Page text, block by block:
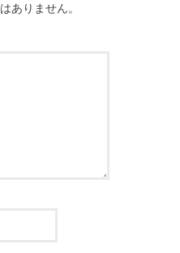
ありません。